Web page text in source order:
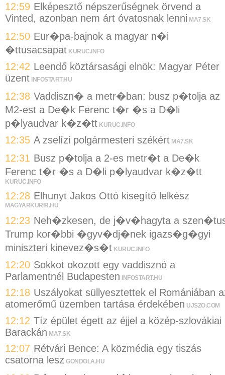
12:59 Elképesztő népszerűségnek örvend a
Vinted, azonban nem árt óvatosnak lenni MA7.SK
12:50 Eur�pa-bajnok a magyar n�i
�ttusacsapat KURUC.INFO
12:42 Leendő köztársasági elnök: Magyar Péter
üzent INFOSTART.HU
12:38 Vaddiszn� a metr�ban: busz p�tolja az
M2-est a De�k Ferenc t�r �s a D�li
p�lyaudvar k�z�tt KURUC.INFO
12:35 A zselízi polgármesteri székért MA7.SK
12:31 Busz p�tolja a 2-es metr�t a De�k
Ferenc t�r �s a D�li p�lyaudvar k�z�tt
KURUC.INFO
12:28 Elhunyt Jakos Ottó kisegítő lelkész
MAGYARKURIR.HU
12:23 Neh�zkesen, de j�v�hagyta a
Trump kor�bbi �gyv�dj�nek igazs�g�gyi
miniszteri kinevez�s�t KURUC.INFO
12:20 Sokkot okozott egy vaddisznó a
Parlamentnél Budapesten INFOSTART.HU
12:18 Uszályokat süllyesztettek el Romániában
atomerőmű üzemben tartása érdekében UJSZO.COM
12:12 Tíz épület égett az éjjel a közép-szlovákiai
Barackán MA7.SK
12:07 Rétvári Bence: A közmédia egy tiszás
csatorna lesz GONDOLA.HU